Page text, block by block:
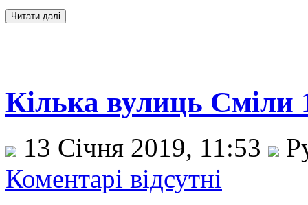
Кілька вулиць Сміли
13 Січня 2019, 11:53
Коментарі відсутні